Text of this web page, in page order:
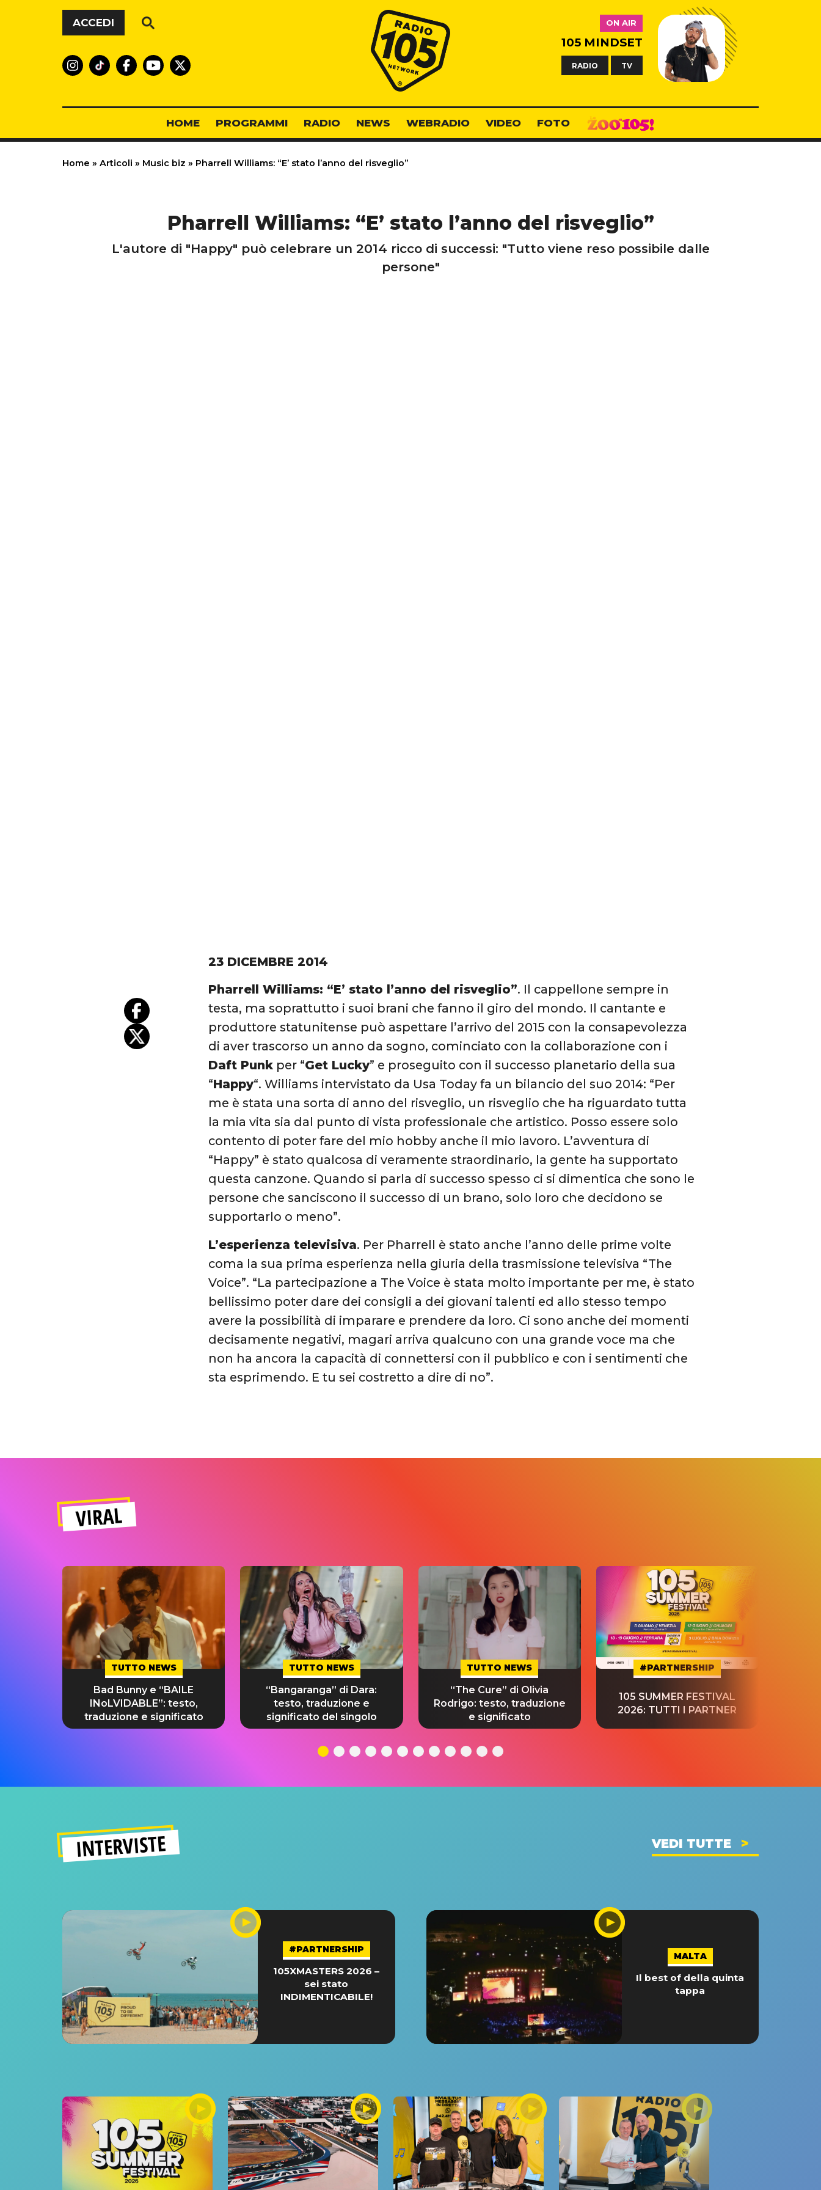
Vai al contenuto
ACCEDI
Radio 105
ON AIR
105 MINDSET
RADIO TV
HOME PROGRAMMI RADIO NEWS WEBRADIO VIDEO FOTO
Home » Articoli » Music biz » Pharrell Williams: “E’ stato l’anno del risveglio”
Pharrell Williams: “E’ stato l’anno del risveglio”
L'autore di "Happy" può celebrare un 2014 ricco di successi: "Tutto viene reso possibile dalle
persone"
23 DICEMBRE 2014
Pharrell Williams: “E’ stato l’anno del risveglio”. Il cappellone sempre in
testa, ma soprattutto i suoi brani che fanno il giro del mondo. Il cantante e
produttore statunitense può aspettare l’arrivo del 2015 con la consapevolezza
di aver trascorso un anno da sogno, cominciato con la collaborazione con i
Daft Punk per “Get Lucky” e proseguito con il successo planetario della sua
“Happy“. Williams intervistato da Usa Today fa un bilancio del suo 2014: “Per
me è stata una sorta di anno del risveglio, un risveglio che ha riguardato tutta
la mia vita sia dal punto di vista professionale che artistico. Posso essere solo
contento di poter fare del mio hobby anche il mio lavoro. L’avventura di
“Happy” è stato qualcosa di veramente straordinario, la gente ha supportato
questa canzone. Quando si parla di successo spesso ci si dimentica che sono le
persone che sanciscono il successo di un brano, solo loro che decidono se
supportarlo o meno”.
L’esperienza televisiva. Per Pharrell è stato anche l’anno delle prime volte
coma la sua prima esperienza nella giuria della trasmissione televisiva “The
Voice”. “La partecipazione a The Voice è stata molto importante per me, è stato
bellissimo poter dare dei consigli a dei giovani talenti ed allo stesso tempo
avere la possibilità di imparare e prendere da loro. Ci sono anche dei momenti
decisamente negativi, magari arriva qualcuno con una grande voce ma che
non ha ancora la capacità di connettersi con il pubblico e con i sentimenti che
sta esprimendo. E tu sei costretto a dire di no”.
VIRAL
TUTTO NEWS
Bad Bunny e “BAILE
INoLVIDABLE”: testo,
traduzione e significato
TUTTO NEWS
“Bangaranga” di Dara:
testo, traduzione e
significato del singolo
TUTTO NEWS
“The Cure” di Olivia
Rodrigo: testo, traduzione
e significato
#PARTNERSHIP
105 SUMMER FESTIVAL
2026: TUTTI I PARTNER
INTERVISTE VEDI TUTTE
#PARTNERSHIP
105XMASTERS 2026 –
sei stato
INDIMENTICABILE!
MALTA
Il best of della quinta
tappa